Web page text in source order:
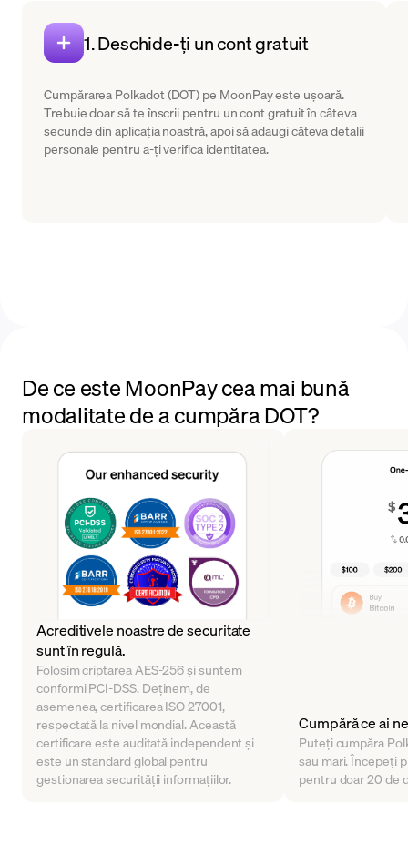
1. Deschide-ți un cont gratuit
Cumpărarea Polkadot (DOT) pe MoonPay este ușoară.
Trebuie doar să te înscrii pentru un cont gratuit în câteva
secunde din aplicația noastră, apoi să adaugi câteva detalii
personale pentru a-ți verifica identitatea.
De ce este MoonPay cea mai bună
modalitate de a cumpăra DOT?
Acreditivele noastre de securitate
sunt în regulă.
Folosim criptarea AES-256 și suntem
conformi PCI-DSS. Deținem, de
asemenea, certificarea ISO 27001,
respectată la nivel mondial. Această
certificare este auditată independent și
este un standard global pentru
gestionarea securității informațiilor.
Cumpără ce ai
Puteți cumpăra
sau mari. Începeți
pentru doar 20 de